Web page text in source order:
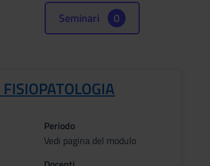
Seminari 0
Periodo
Vedi pagina del modulo